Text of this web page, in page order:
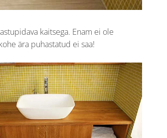
kaitsega. Enam ei ole
ära puhastatud ei saa!